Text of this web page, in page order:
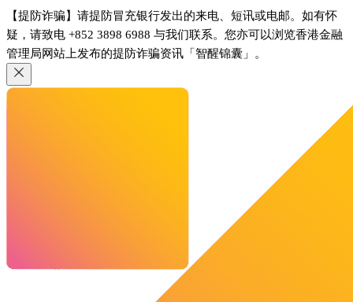
【提防诈骗】请提防冒充银行发出的来电、短讯或电邮。如有怀
疑，请致电 +852 3898 6988 与我们联系。您亦可以浏览香港金融
管理局网站上发布的提防诈骗资讯「智醒锦囊」。